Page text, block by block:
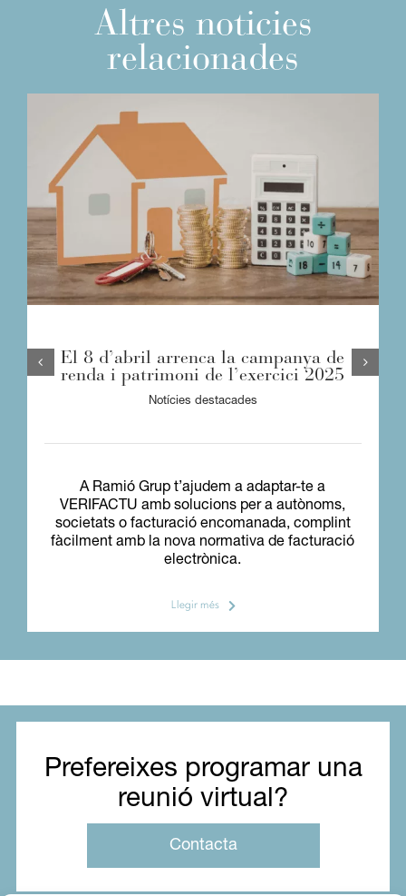
Altres noticies
relacionades
El 8 d’abril arrenca la campanya de
renda i patrimoni de l’exercici 2025
Notícies destacades
A Ramió Grup t’ajudem a adaptar-te a
VERIFACTU amb solucions per a autònoms,
societats o facturació encomanada, complint
fàcilment amb la nova normativa de facturació
electrònica.
Llegir més
Prefereixes programar una
reunió virtual?
Contacta